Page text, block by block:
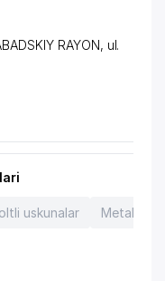
RAYON, ul.
uskunalar Metall